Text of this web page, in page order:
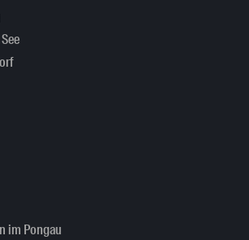
im Pongau